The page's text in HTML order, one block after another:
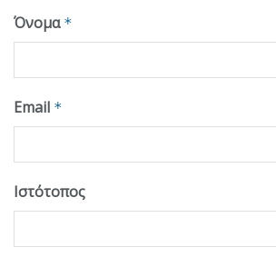
Όνομα *
Email *
Ιστότοπος